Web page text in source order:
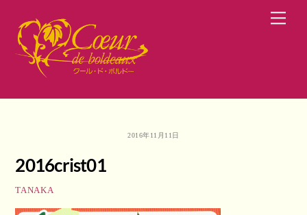
content
2016年11月11日
2016crist01
TANAKA